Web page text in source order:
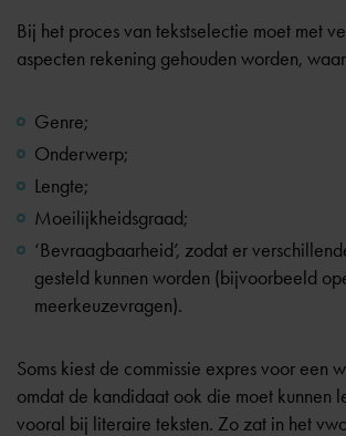
Bij het proces van tekstselectie moet met
aspecten rekening gehouden worden,
Genre;
Onderwerp;
Lengte;
Moeilijkheidsgraad;
‘Bevraagbaarheid’, zodat er
gesteld kunnen worden (bijvoorbeeld
meerkeuzevragen).
Soms kiest de commissie expres voor een
omdat de kandidaat ook die moet kunnen
vooral bij literaire teksten. Zo zat in het